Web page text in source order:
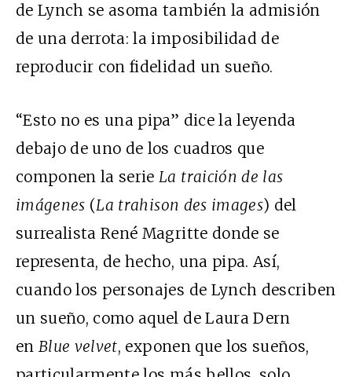
de Lynch se asoma también la admisión
de una derrota: la imposibilidad de
reproducir con fidelidad un sueño.
“Esto no es una pipa” dice la leyenda
debajo de uno de los cuadros que
componen la serieLa traición de las
imágenes (La trahison des images) del
surrealista René Magritte donde se
representa, de hecho, una pipa. Así,
cuando los personajes de Lynch describen
un sueño, como aquel de Laura Dern
enBlue velvet, exponen que los sueños,